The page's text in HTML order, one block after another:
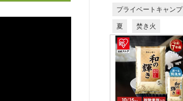
プライベートキャンプ
夏 焚き火